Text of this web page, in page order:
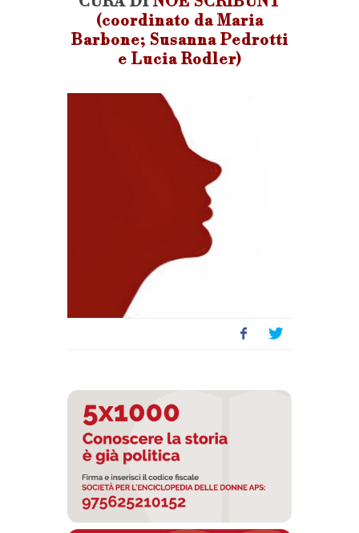
(coordinato da Maria
Barbone; Susanna Pedrotti
e Lucia Rodler)